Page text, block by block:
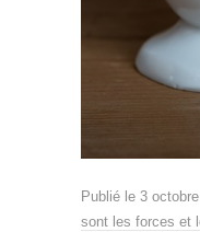
Publié le 3
sont les forces et